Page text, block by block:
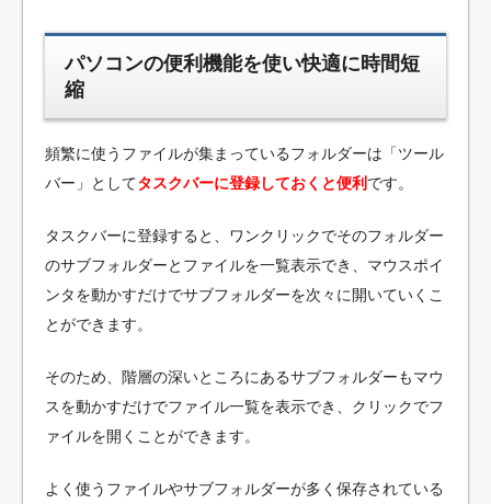
パソコンの便利機能を使い快適に時間短
縮
頻繁に使うファイルが集まっているフォルダーは「ツール
バー」としてタスクバーに登録しておくと便利 です。
タスクバーに登録すると、ワンクリックでそのフォルダー
のサブフォルダーとファイルを一覧表示でき、マウスポイ
ンタを動かすだけでサブフォルダーを次々に開いていくこ
とができます。
そのため、階層の深いところにあるサブフォルダーもマウ
スを動かすだけでファイル一覧を表示でき、クリックでフ
ァイルを開くことができます。
よく使うファイルやサブフォルダーが多く保存されている